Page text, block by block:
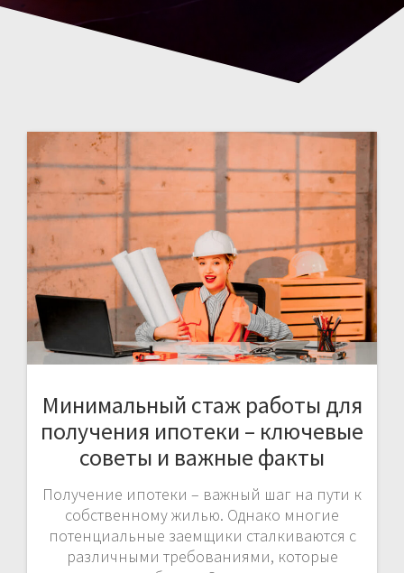
Минимальный стаж работы для
получения ипотеки – ключевые
советы и важные факты
Получение ипотеки – важный шаг на пути к
собственному жилью. Однако многие
потенциальные заемщики сталкиваются с
различными требованиями, которые